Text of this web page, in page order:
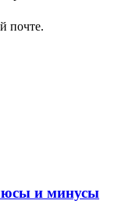
почте.
и минусы